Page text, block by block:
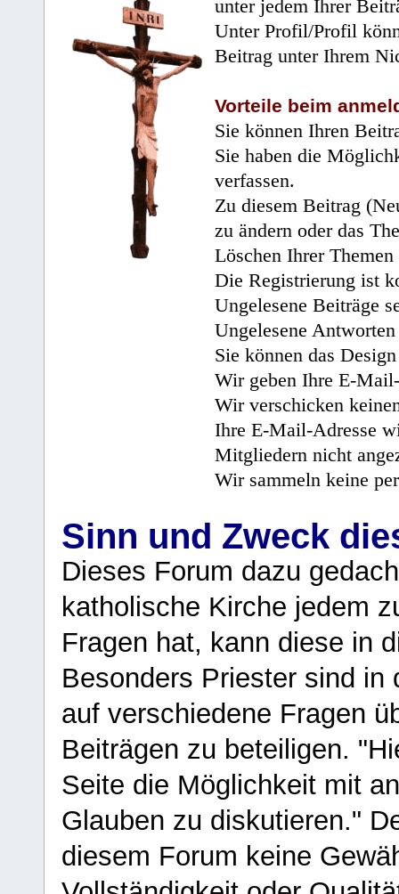
unter jedem Ihrer
Unter Profil/Profil
Beitrag unter Ihrem
Vorteile beim
Sie können Ihren
Sie haben die
verfassen.
Zu diesem Beitrag
zu ändern oder das
Löschen Ihrer
Die Registrierung ist
Ungelesene Beiträge
Ungelesene
Sie können das
Wir geben Ihre E-
Wir verschicken
Ihre E-Mail-Adresse
Mitgliedern nicht
Wir sammeln keine
Sinn und Zweck
Dieses Forum dazu
katholische Kirche jedem
Fragen hat, kann diese in
Besonders Priester sind in
auf verschiedene Fragen
Beiträgen zu beteiligen.
Seite die Möglichkeit mit
Glauben zu diskutieren."
diesem Forum keine